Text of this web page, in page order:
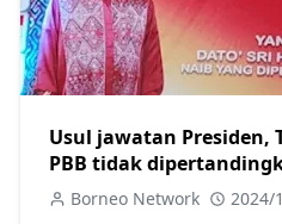
Usul jawatan Presiden,
PBB tidak
Fadillah
Borneo Network 2024/